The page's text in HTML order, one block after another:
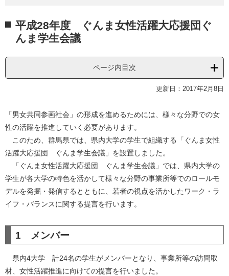
文 平成28年度 ぐんま女性活躍大応援団ぐ
んま学生会議
ページ内目次
更新日：2017年2月8日
「男女共同参画社会」の形成を進めるためには、様々な分野での女
性の活躍を推進していく必要があります。
このため、群馬県では、県内大学の学生で組織する「ぐんま女性
活躍大応援団 ぐんま学生会議」を設置しました。
「ぐんま女性活躍大応援団 ぐんま学生会議」では、県内大学の
学生が各大学の特色を活かして様々な分野の事業所等でのロールモ
デルを発掘・発信するとともに、若者の視点を活かしたワーク・ラ
イフ・バランスに関する提言を行います。
1 メンバー
県内4大学 計24名の学生がメンバーとなり、事業所等の訪問取
材、女性活躍推進に向けての提言を行いました。